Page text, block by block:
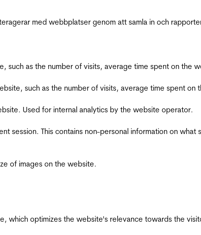
med webbplatser genom att samla in och
such as the number of visits, average time spent on the
such as the number of visits, average time spent
Used for internal analytics by the website operator.
session. This contains non-personal information on
of images on the website.
which optimizes the website's relevance towards the